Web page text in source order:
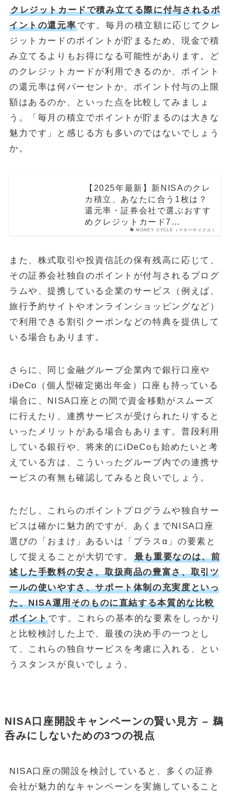
クレジットカードで積み立てる際に付与されるポ
イントの還元率です。毎月の積立額に応じてクレ
ジットカードのポイントが貯まるため、現金で積
み立てるよりもお得になる可能性があります。ど
のクレジットカードが利用できるのか、ポイント
の還元率は何パーセントか、ポイント付与の上限
額はあるのか、といった点を比較してみましょ
う。「毎月の積立でポイントが貯まるのは大きな
魅力です」と感じる方も多いのではないでしょう
か。
MONEY CYCLE（マネーサイクル）
【2025年最新】新NISAのクレ
カ積立、あなたに合う1枚は？
還元率・証券会社で選ぶおすす
めクレジットカード7…
また、株式取引や投資信託の保有残高に応じて、
その証券会社独自のポイントが付与されるプログ
ラムや、提携している企業のサービス（例えば、
旅行予約サイトやオンラインショッピングなど）
で利用できる割引クーポンなどの特典を提供して
いる場合もあります。
さらに、同じ金融グループ企業内で銀行口座や
iDeCo（個人型確定拠出年金）口座も持っている
場合に、NISA口座との間で資金移動がスムーズ
に行えたり、連携サービスが受けられたりすると
いったメリットがある場合もあります。普段利用
している銀行や、将来的にiDeCoも始めたいと考
えている方は、こういったグループ内での連携サ
ービスの有無も確認してみると良いでしょう。
ただし、これらのポイントプログラムや独自サー
ビスは確かに魅力的ですが、あくまでNISA口座
選びの「おまけ」あるいは「プラスα」の要素と
して捉えることが大切です。
最も重要なのは、前
述した手数料の安さ、取扱商品の豊富さ、取引ツ
ールの使いやすさ、サポート体制の充実度といっ
た、NISA運用そのものに直結する本質的な比較
ポイントです。これらの基本的な要素をしっかり
と比較検討した上で、最後の決め手の一つとし
て、これらの独自サービスを考慮に入れる、とい
うスタンスが良いでしょう。
NISA口座開設キャンペーンの賢い見方 – 鵜
呑みにしないための3つの視点
NISA口座の開設を検討していると、多くの証券
会社が魅力的なキャンペーンを実施していること